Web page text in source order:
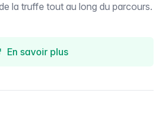
la truffe tout au long du parcours.
En savoir plus